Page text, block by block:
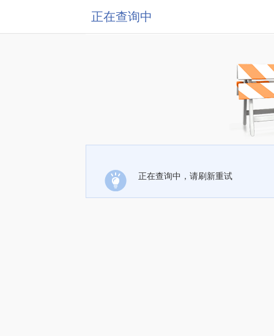
正在查询中
正在查询中，请刷新重试